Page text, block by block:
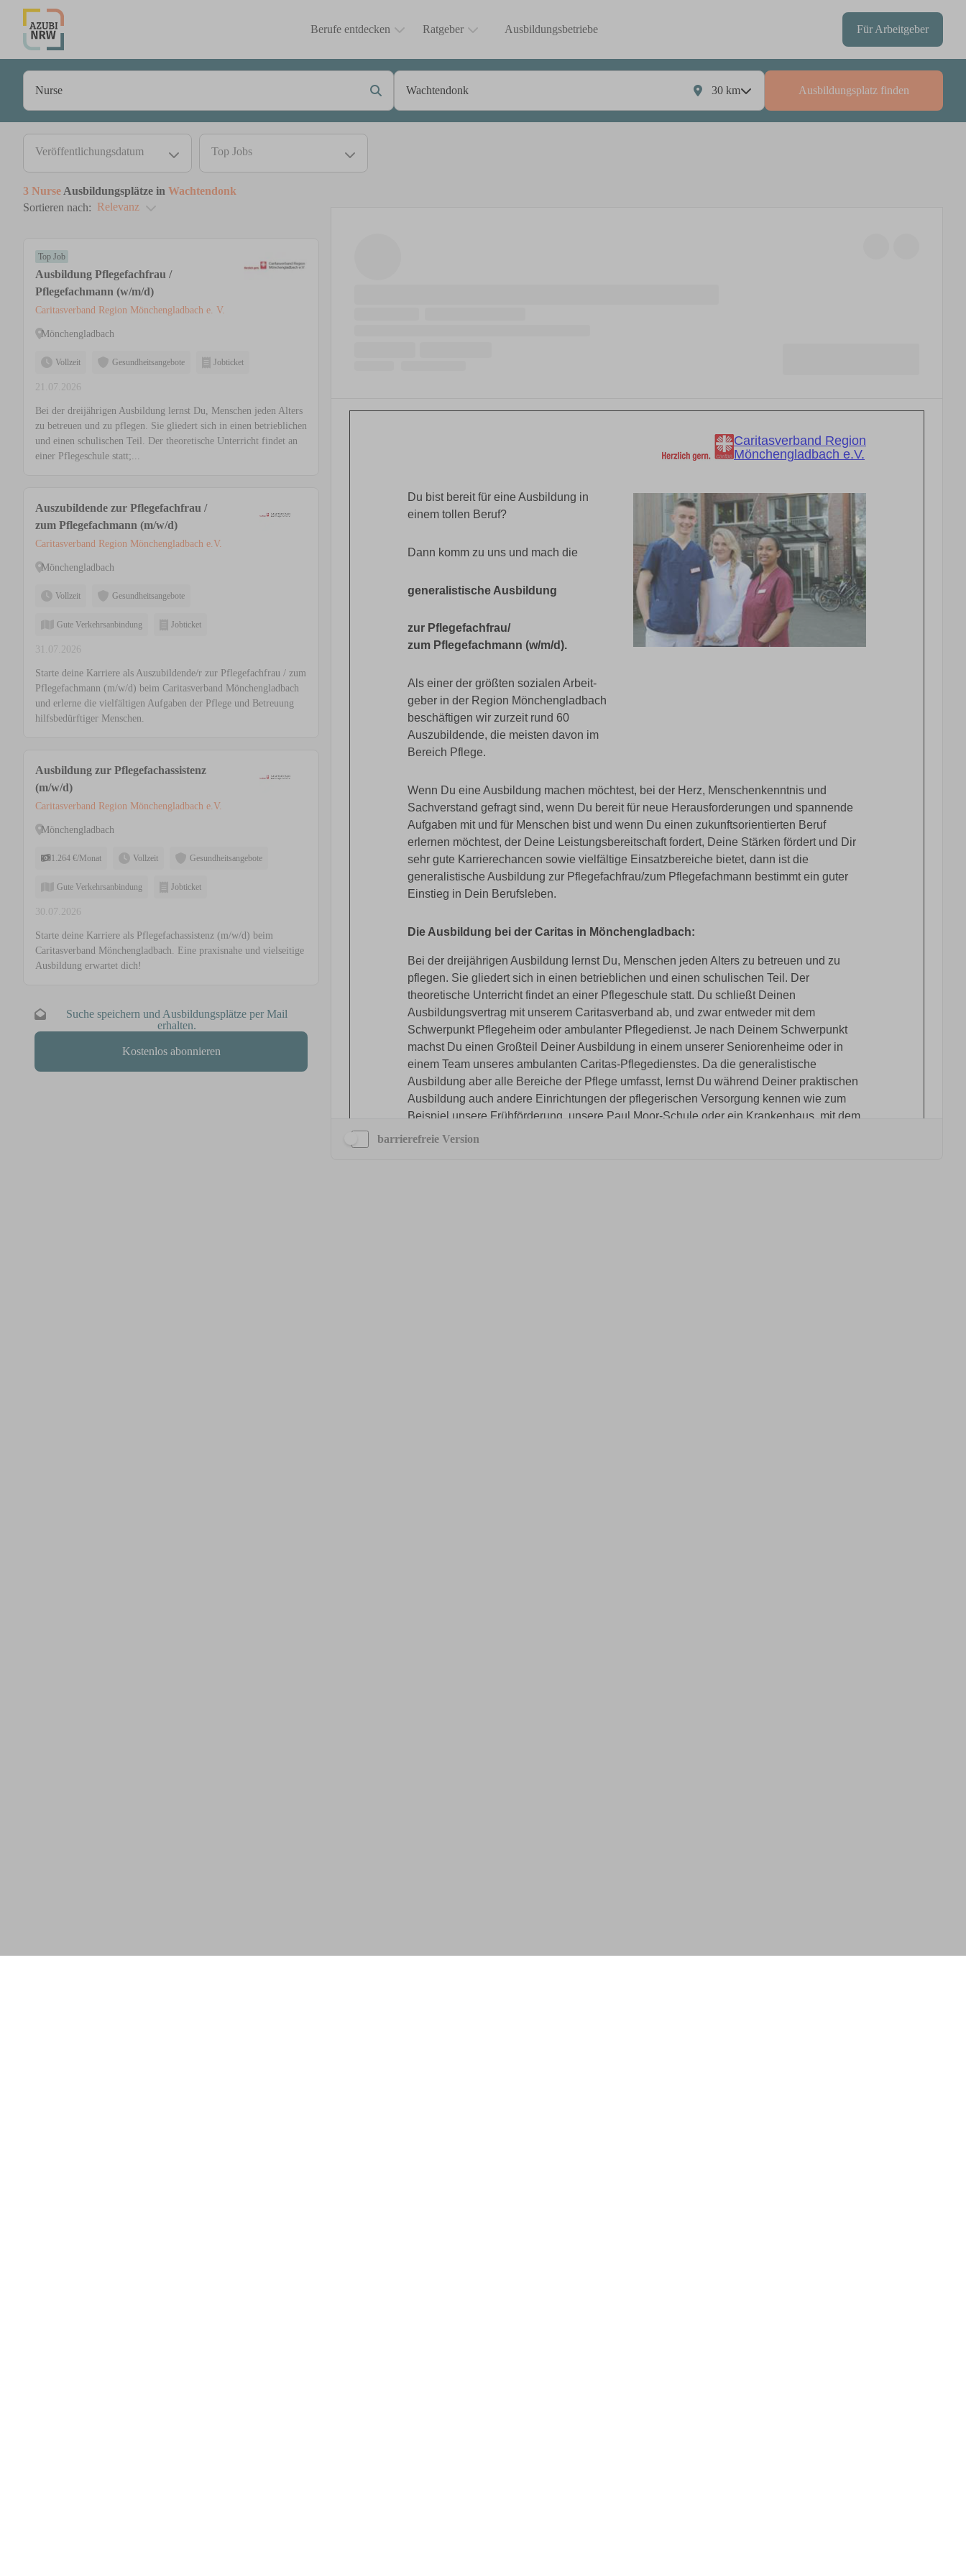
Berufe entdecken Ratgeber Ausbildungsbetriebe Für Arbeitgeber
30 km Ausbildungsplatz finden
Veröffentlichungsdatum Top Jobs
3 Nurse Ausbildungsplätze in Wachtendonk
Sortieren nach: Relevanz
Top Job
Ausbildung Pflegefachfrau /
Pflegefachmann (w/m/d)
Caritasverband Region Mönchengladbach e. V.
Mönchengladbach
Vollzeit Gesundheitsangebote Jobticket
21.07.2026
Bei der dreijährigen Ausbildung lernst Du, Menschen jeden Alters
zu betreuen und zu pflegen. Sie gliedert sich in einen betrieblichen
und einen schulischen Teil. Der theoretische Unterricht findet an
einer Pflegeschule statt;...
Auszubildende zur Pflegefachfrau /
zum Pflegefachmann (m/w/d)
Caritasverband Region Mönchengladbach e.V.
Mönchengladbach
Vollzeit Gesundheitsangebote
Gute Verkehrsanbindung Jobticket
31.07.2026
Starte deine Karriere als Auszubildende/r zur Pflegefachfrau / zum
Pflegefachmann (m/w/d) beim Caritasverband Mönchengladbach
und erlerne die vielfältigen Aufgaben der Pflege und Betreuung
hilfsbedürftiger Menschen.
Ausbildung zur Pflegefachassistenz
(m/w/d)
Caritasverband Region Mönchengladbach e.V.
Mönchengladbach
1.264 €/Monat Vollzeit Gesundheitsangebote
Gute Verkehrsanbindung Jobticket
30.07.2026
Starte deine Karriere als Pflegefachassistenz (m/w/d) beim
Caritasverband Mönchengladbach. Eine praxisnahe und vielseitige
Ausbildung erwartet dich!
Suche speichern und Ausbildungsplätze per Mail
erhalten.
Kostenlos abonnieren
barrierefreie Version